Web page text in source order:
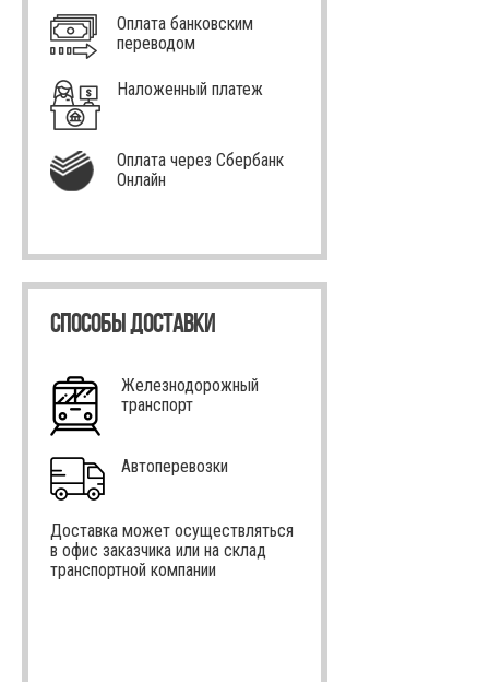
Оплата банковским
переводом
Наложенный платеж
Оплата через Сбербанк
Онлайн
СПОСОБЫ ДОСТАВКИ
Железнодорожный
транспорт
Автоперевозки
Доставка может осуществляться
в офис заказчика или на склад
транспортной компании